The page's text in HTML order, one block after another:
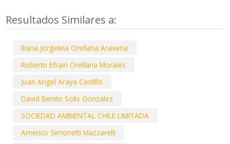
Resultados Similares a:
Iliana Jorgelina Orellana Aravena
Roberto Efrain Orellana Morales
Juan Angel Araya Castillo
David Benito Solis Gonzalez
SOCIEDAD AMBIENTAL CHILE LIMITADA
Americo Simonetti Mazzarelli